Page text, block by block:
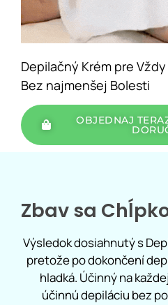
Depilačný Krém pre
Bez najmenšej Bolesti
OBJEDNAJ
Zbav sa
Výsledok dosiahnutý s
pretože po dokončení
hladká. Účinný na
účinnú depiláciu bez